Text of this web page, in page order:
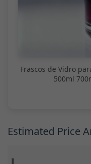
Frascos de Vidro
500ml
Estimated Price